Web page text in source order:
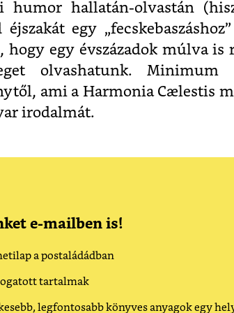
humor hallatán-olvastán
éjszakát egy
hogy egy évszázadok múlva
olvashatunk.
ami a Harmonia Cælestis
irodalmát.
e-mailben is!
a postaládádban
tartalmak
legfontosabb könyves anyagok egy